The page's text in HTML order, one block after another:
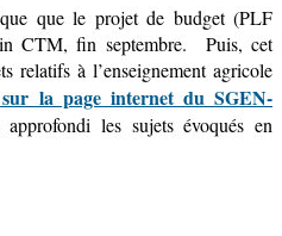
que le projet de budget (PLF
CTM, fin septembre. Puis, cet
relatifs à l’enseignement agricole
la page internet du SGEN-
les sujets évoqués en